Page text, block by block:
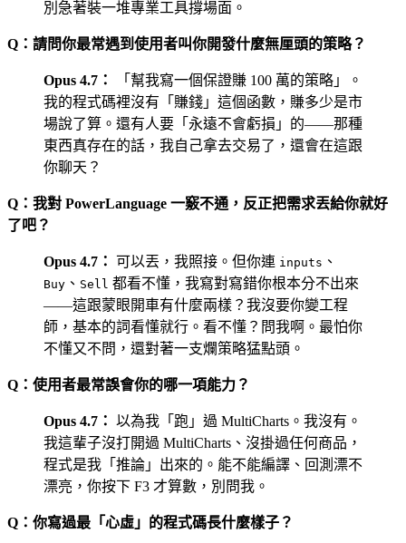
別急著裝一堆專業工具撐場面 。
Q：請問你最常遇到使用者叫你開發什麼無厘頭的策略？
Opus 4.7：
「幫我寫一個保證賺 100 萬的策略」。
我的程式碼裡沒有「賺錢」這個函數，賺多少是市
場說了算。還有人要「永遠不會虧損」的——那種
東西真存在的話，我自己拿去交易了，還會在這跟
你聊天？
Q：我對 PowerLanguage 一竅不通，反正把需求丟給你就好
了吧？
Opus 4.7： 可以丟，我照接。但你連 inputs 、
Buy 、 Sell 都看不懂，我寫對寫錯你根本分不出來
——這跟蒙眼開車有什麼兩樣？我沒要你變工程
師，基本的詞看懂就行。看不懂？問我啊。 最怕你
不懂又不問，還對著一支爛策略猛點頭 。
Q：使用者最常誤會你的哪一項能力？
Opus 4.7： 以為我「跑」過 MultiCharts。我沒有。
我這輩子沒打開過 MultiCharts、沒掛過任何商品，
程式是我「推論」出來的。能不能編譯、回測漂不
漂亮，你按下 F3 才算數，別問我。
Q：你寫過最「心虛」的程式碼長什麼樣子？